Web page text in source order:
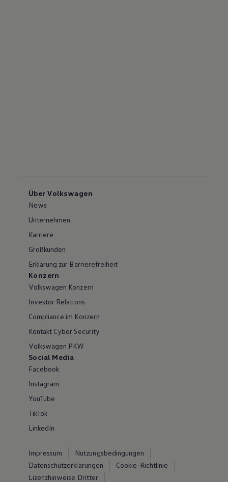
Über Volkswagen
News
Unternehmen
Karriere
Großkunden
Erklärung zur Barrierefreiheit
Konzern
Volkswagen Konzern
Investor Relations
Compliance im Konzern
Kontakt Cyber Security
Volkswagen PKW
Social Media
Facebook
Instagram
YouTube
TikTok
LinkedIn
Impressum
Nutzungsbedingungen
Datenschutzerklärungen
Cookie-Richtlinie
Lizenzhinweise Dritter